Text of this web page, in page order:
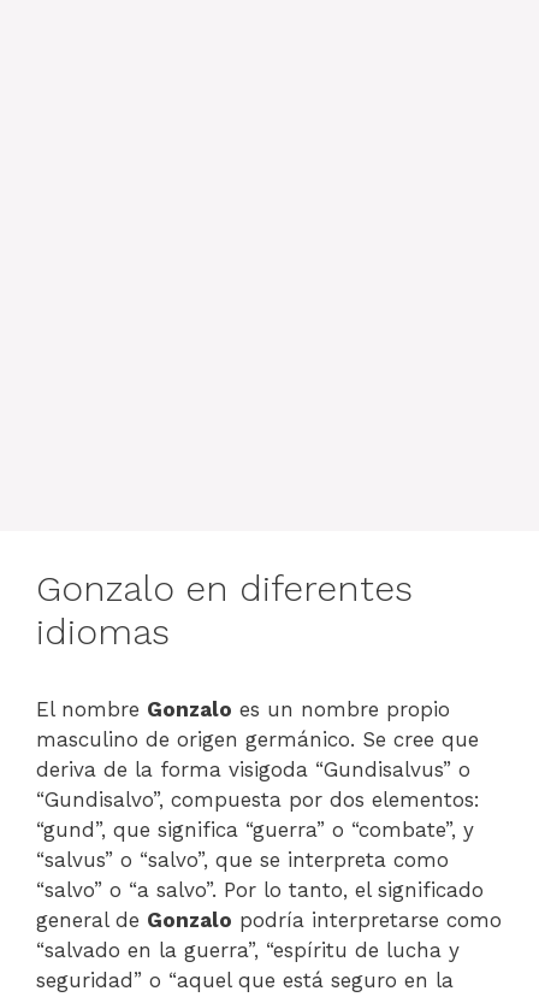
Gonzalo en diferentes
idiomas
El nombre Gonzalo es un nombre propio
masculino de origen germánico. Se cree que
deriva de la forma visigoda “Gundisalvus” o
“Gundisalvo”, compuesta por dos elementos:
“gund”, que significa “guerra” o “combate”, y
“salvus” o “salvo”, que se interpreta como
“salvo” o “a salvo”. Por lo tanto, el significado
general de Gonzalo podría interpretarse como
“salvado en la guerra”, “espíritu de lucha y
seguridad” o “aquel que está seguro en la